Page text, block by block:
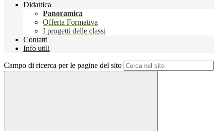
Didattica
Panoramica
Offerta Formativa
I progetti delle classi
Contatti
Info utili
Campo di ricerca per le pagine del sito